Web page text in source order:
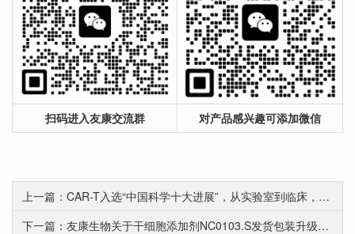
扫码进入友康交流群 对产品感兴趣可添加微信
上一篇：CAR-T入选“中国科学十大进展”，从实验室到临床，自动化培养优势渐显
下一篇：友康生物关于干细胞添加剂NC0103.S发货包装升级的通知